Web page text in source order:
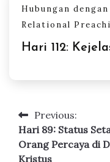
Hubungan
Relational
Hari 112:
Post
navigation
Previous:
Hari 89: Status
Orang Percaya di
Kristus